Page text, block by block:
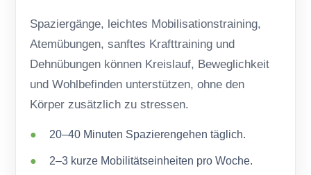
Spaziergänge, leichtes Mobilisationstraining,
Atemübungen, sanftes Krafttraining und
Dehnübungen können Kreislauf, Beweglichkeit
und Wohlbefinden unterstützen, ohne den
Körper zusätzlich zu stressen.
20–40 Minuten Spazierengehen täglich.
2–3 kurze Mobilitätseinheiten pro Woche.